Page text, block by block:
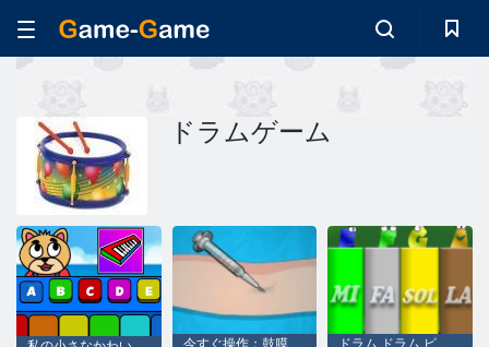
ドラムゲーム